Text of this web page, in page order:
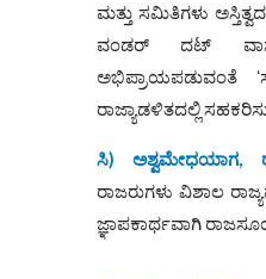
ಮತ್ತು ಸಮಿತಿಗಳು
ವಂಡರ್ ದಟ್
ಅಭಿಪ್ರಾಯಪಡುವಂತೆ
ರಾಜ್ಯಾಡಳಿತದಲ್ಲಿ
ಸಿ) ಅಶ್ವಮೇಧಯಾಗ,
ರಾಜರುಗಳು ವಿಶಾಲ
ಜ್ಞಾಪಕಾರ್ಥವಾಗಿ